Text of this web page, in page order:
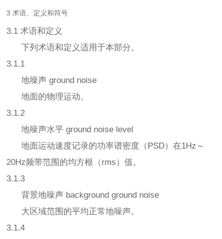
3 术语、定义和符号
3.1 术语和定义
下列术语和定义适用于本部分。
3.1.1
地噪声 ground noise
地面的物理运动。
3.1.2
地噪声水平 ground noise level
地面运动速度记录的功率谱密度（PSD）在1Hz～
20Hz频带范围的均方根（rms）值。
3.1.3
背景地噪声 background ground noise
大区域范围的平均正常地噪声。
3.1.4